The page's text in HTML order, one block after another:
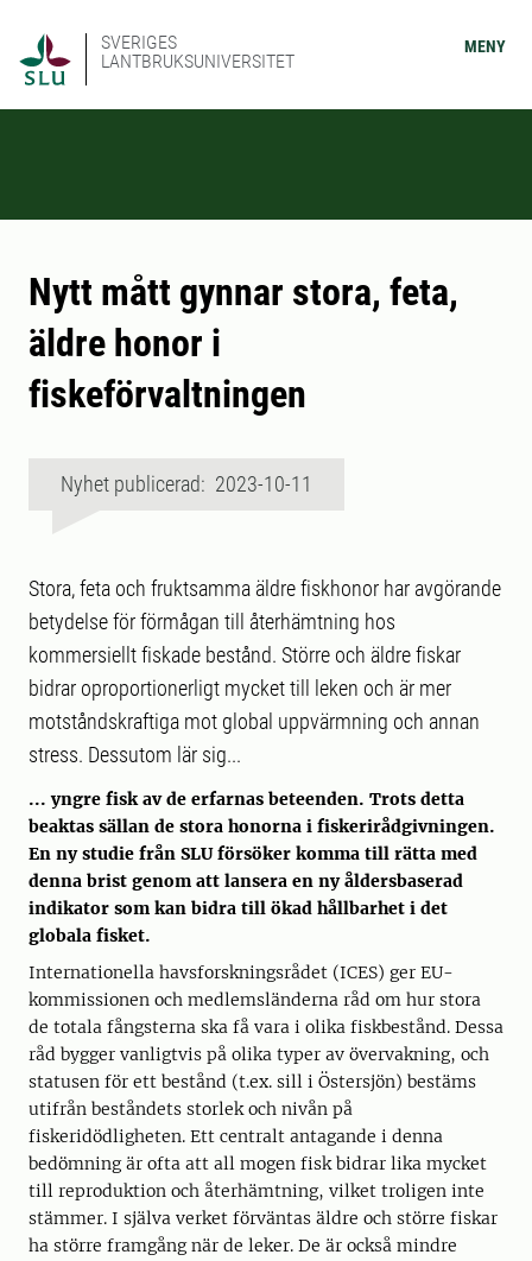
SVERIGES
LANTBRUKSUNIVERSITET
MENY
Nytt mått gynnar stora, feta,
äldre honor i
fiskeförvaltningen
Nyhet publicerad: 2023-10-11
Stora, feta och fruktsamma äldre fiskhonor har avgörande
betydelse för förmågan till återhämtning hos
kommersiellt fiskade bestånd. Större och äldre fiskar
bidrar oproportionerligt mycket till leken och är mer
motståndskraftiga mot global uppvärmning och annan
stress. Dessutom lär sig...
... yngre fisk av de erfarnas beteenden. Trots detta
beaktas sällan de stora honorna i fiskerirådgivningen.
En ny studie från SLU försöker komma till rätta med
denna brist genom att lansera en ny åldersbaserad
indikator som kan bidra till ökad hållbarhet i det
globala fisket.
Internationella havsforskningsrådet (ICES) ger EU-
kommissionen och medlemsländerna råd om hur stora
de totala fångsterna ska få vara i olika fiskbestånd. Dessa
råd bygger vanligtvis på olika typer av övervakning, och
statusen för ett bestånd (t.ex. sill i Östersjön) bestäms
utifrån beståndets storlek och nivån på
fiskeridödligheten. Ett centralt antagande i denna
bedömning är ofta att all mogen fisk bidrar lika mycket
till reproduktion och återhämtning, vilket troligen inte
stämmer. I själva verket förväntas äldre och större fiskar
ha större framgång när de leker. De är också mindre